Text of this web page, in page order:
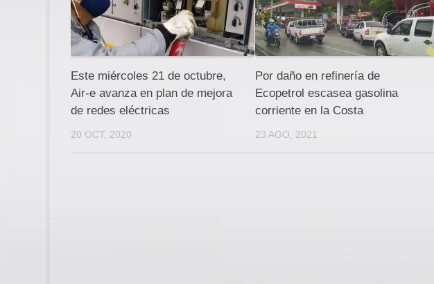
Este miércoles 21 de octubre,
Air-e avanza en plan de mejora
de redes eléctricas
20 OCT, 2020
Por daño en refinería de
Ecopetrol escasea gasolina
corriente en la Costa
23 AGO, 2021